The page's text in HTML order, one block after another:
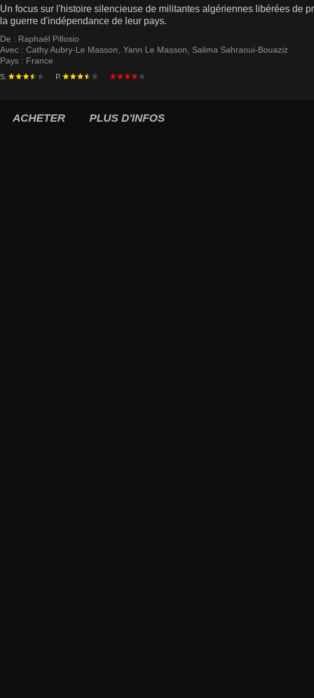
Un focus sur l'histoire silencieuse de militantes algériennes libérées de
la guerre d'indépendance de leur pays.
De : Raphaël Pillosio
Avec : Cathy Aubry-Le Masson Yann Le Masson
Salima Sahraoui-Bouaziz
Pays : France
S. P.
ACHETER PLUS D'INFOS